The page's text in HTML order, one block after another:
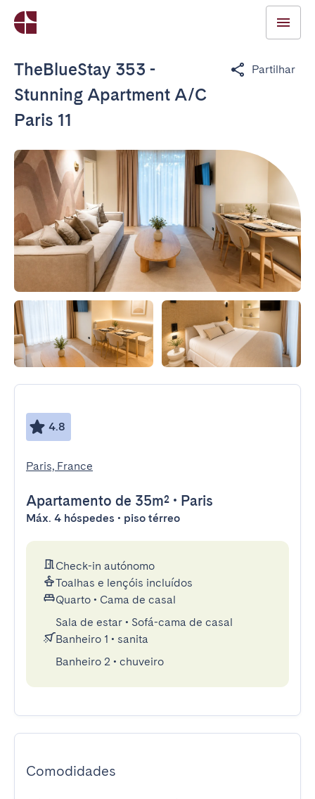
TheBlueStay 353 -
Stunning Apartment A/C
Paris 11
Partilhar
4.8
Paris, France
Apartamento de 35m² • Paris
Máx. 4 hóspedes • piso térreo
Check-in autónomo
Toalhas e lençóis incluídos
Quarto • Cama de casal
Sala de estar • Sofá-cama de casal
Banheiro 1 • sanita
Banheiro 2 • chuveiro
Comodidades